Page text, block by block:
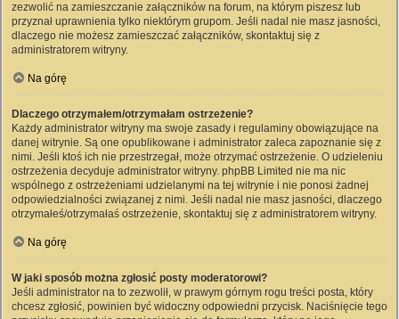
zezwolić na zamieszczanie załączników na forum, na którym piszesz lub
przyznał uprawnienia tylko niektórym grupom. Jeśli nadal nie masz jasności,
dlaczego nie możesz zamieszczać załączników, skontaktuj się z
administratorem witryny.
Na górę
Dlaczego otrzymałem/otrzymałam ostrzeżenie?
Każdy administrator witryny ma swoje zasady i regulaminy obowiązujące na
danej witrynie. Są one opublikowane i administrator zaleca zapoznanie się z
nimi. Jeśli ktoś ich nie przestrzegał, może otrzymać ostrzeżenie. O udzieleniu
ostrzeżenia decyduje administrator witryny. phpBB Limited nie ma nic
wspólnego z ostrzeżeniami udzielanymi na tej witrynie i nie ponosi żadnej
odpowiedzialności związanej z nimi. Jeśli nadal nie masz jasności, dlaczego
otrzymałeś/otrzymałaś ostrzeżenie, skontaktuj się z administratorem witryny.
Na górę
W jaki sposób można zgłosić posty moderatorowi?
Jeśli administrator na to zezwolił, w prawym górnym rogu treści posta, który
chcesz zgłosić, powinien być widoczny odpowiedni przycisk. Naciśnięcie tego